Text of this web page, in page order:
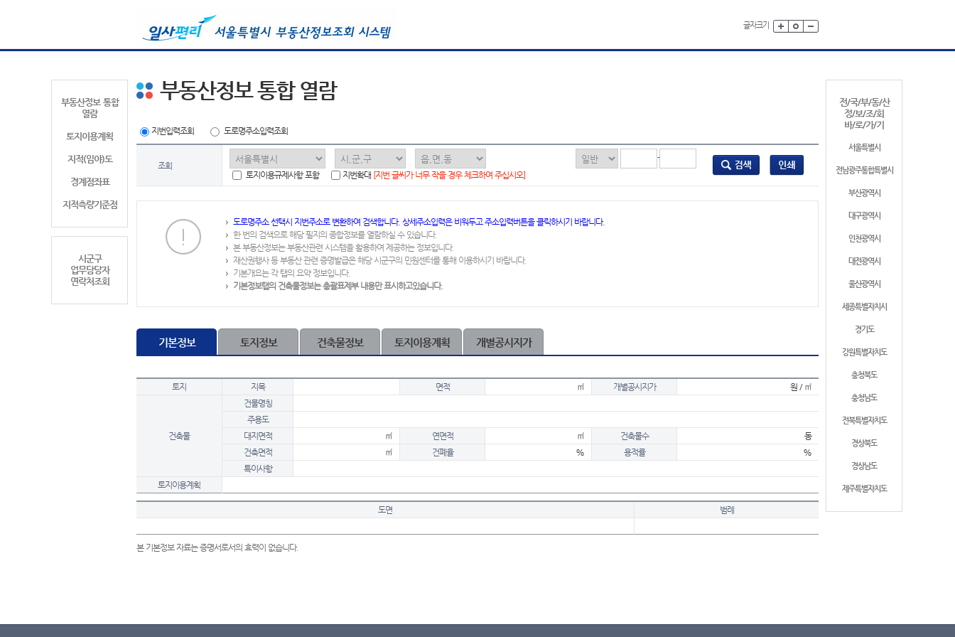
글자크기
부동산정보 통합
열람
토지이용계획
지적(임야)도
경계점좌표
지적측량기준점
시군구
업무담당자
연락처조회
전/국/부/동/산
정/보/조/회
바/로/가/기
서울특별시
전남광주통합특별시
부산광역시
대구광역시
인천광역시
대전광역시
울산광역시
세종특별자치시
경기도
강원특별자치도
충청북도
충청남도
전북특별자치도
경상북도
경상남도
제주특별자치도
부동산정보 통합 열람
지번입력조회 도로명주소입력조회
조회
-
토지이용규제사항 포함
지번확대 [지번 글씨가 너무 작을 경우 체크하여 주십시오]
도로명주소 선택시 지번주소로 변환하여 검색합니다. 상세주소입력은 비워두고 주소입력버튼을 클릭하시기 바랍니다.
한 번의 검색으로 해당 필지의 종합정보를 열람하실 수 있습니다.
본 부동산정보는 부동산관련 시스템을 활용하여 제공하는 정보입니다.
재산권행사 등 부동산 관련 증명발급은 해당 시군구의 민원센터를 통해 이용하시기 바랍니다.
기본개요는 각 탭의 요약 정보입니다.
기본정보탭의 건축물정보는 총괄표제부 내용만 표시하고있습니다.
기본정보 토지정보 건축물정보 토지이용계획 개별공시지가
토지 지목 면적 ㎡ 개별공시지가 원 / ㎡
건축물
건물명칭
주용도
대지면적
㎡ 연면적 ㎡ 건축물수
동
건축면적
㎡ 건폐율 % 용적률
%
특이사항
토지이용계획
도면 범례
본 기본정보 자료는 증명서로서의 효력이 없습니다.